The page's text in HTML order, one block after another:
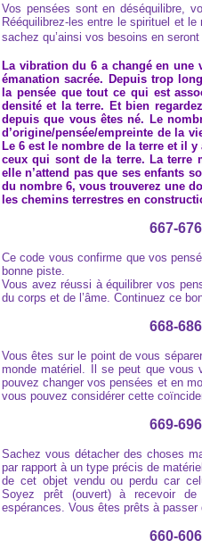
Vos pensées sont en déséquilibre,
Rééquilibrez-les entre le spirituel et
sachez qu’ainsi vos besoins en
La vibration du 6 a changé en
émanation sacrée. Depuis trop
la pensée que tout ce qui est
densité et la terre. Et bien
depuis que vous êtes né. Le
d’origine/pensée/empreinte de la
Le 6 est le nombre de la terre et il
ceux qui sont de la terre. La terre
elle n’attend pas que ses enfants
du nombre 6, vous trouverez une
les chemins terrestres en
667-
Ce code vous confirme que vos
bonne piste.
Vous avez réussi à équilibrer vos
du corps et de l’âme. Continuez ce
668-
Vous êtes sur le point de vous
monde matériel. Il se peut que vous
pouvez changer vos pensées et en
vous pouvez considérer cette
669-
Sachez vous détacher des choses
par rapport à un type précis de
de cet objet vendu ou perdu car
Soyez prêt (ouvert) à recevoir
espérances. Vous êtes prêts à
660-